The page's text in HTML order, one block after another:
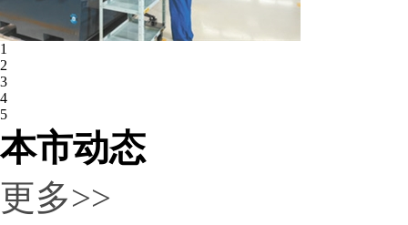
廊坊开发区：优化发展生态 厚植…
1
2
3
4
5
本市动态
更多>>